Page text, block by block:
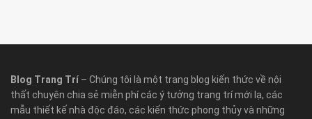
Blog Trang Trí – Chúng tôi là một trang blog kiến thức về nội
thất chuyên chia sẻ miễn phí các ý tưởng trang trí mới lạ, các
mẫu thiết kế nhà độc đáo, các kiến thức phong thủy và những